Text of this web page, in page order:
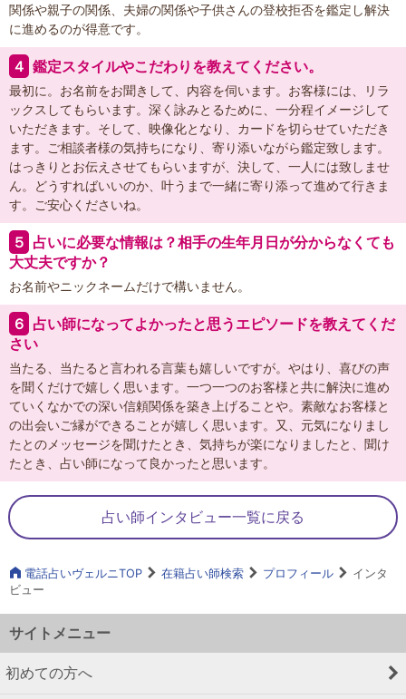
関係や親子の関係、夫婦の関係や子供さんの登校拒否を鑑定し解決
に進めるのが得意です。
４ 鑑定スタイルやこだわりを教えてください。
最初に。お名前をお聞きして、内容を伺います。お客様には、リラ
ックスしてもらいます。深く詠みとるために、一分程イメージして
いただきます。そして、映像化となり、カードを切らせていただき
ます。ご相談者様の気持ちになり、寄り添いながら鑑定致します。
はっきりとお伝えさせてもらいますが、決して、一人には致しませ
ん。どうすればいいのか、叶うまで一緒に寄り添って進めて行きま
す。ご安心くださいね。
５ 占いに必要な情報は？相手の生年月日が分からなくても
大丈夫ですか？
お名前やニックネームだけで構いません。
６ 占い師になってよかったと思うエピソードを教えてくだ
さい
当たる、当たると言われる言葉も嬉しいですが。やはり、喜びの声
を聞くだけで嬉しく思います。一つ一つのお客様と共に解決に進め
ていくなかでの深い信頼関係を築き上げることや。素敵なお客様と
の出会いご縁ができることが嬉しく思います。又、元気になりまし
たとのメッセージを聞けたとき、気持ちが楽になりましたと、聞け
たとき、占い師になって良かったと思います。
占い師インタビュー一覧に戻る
電話占いヴェルニTOP 在籍占い師検索 プロフィール
インタ
ビュー
サイトメニュー
初めての方へ